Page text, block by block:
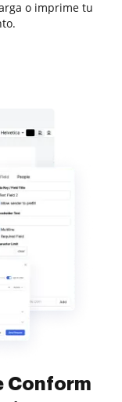
o imprime tu
Conform